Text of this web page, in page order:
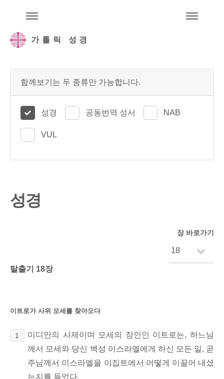
가톨릭 성경
함께보기는 두 종류만 가능합니다.
성경 공동번역 성서 NAB
VUL
성경
장 바로가기
탈출기 18장
이트로가 사위 모세를 찾아오다
1
미디안의 사제이며 모세의 장인인 이트로는, 하느님
께서 모세와 당신 백성 이스라엘에게 하신 모든 일, 곧
주님께서 이스라엘을 이집트에서 어떻게 이끌어 내셨
는지를 들었다.